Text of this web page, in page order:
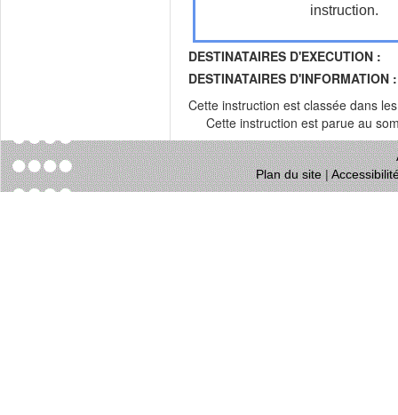
instruction.
DESTINATAIRES D'EXECUTION :
DESTINATAIRES D'INFORMATION :
Cette instruction est classée dans
Cette instruction est parue au
Plan du site|